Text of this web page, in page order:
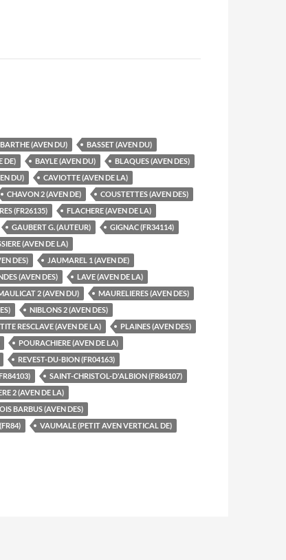
BARTHE (AVEN DU)
BASSET (AVEN DU)
DE) BAYLE (AVEN DU)
BLAQUES (AVEN DES)
DU)
CAVIOTTE (AVEN DE LA)
CHAVON 2 (AVEN DE)
COUSTETTES (AVEN DES)
(FR26135)
FLACHERE (AVEN DE LA)
GAUBERT G. (AUTEUR)
GIGNAC (FR34114)
(AVEN DE LA)
DES)
JAUMAREL 1 (AVEN DE)
(AVEN DES)
LAVE (AVEN DE LA)
2 (AVEN DU)
MAURELIERES (AVEN DES)
NIBLONS 2 (AVEN DES)
RESCLAVE (AVEN DE LA)
PLAINES (AVEN DES)
POURACHIERE (AVEN DE LA)
REVEST-DU-BION (FR04163)
SAINT-CHRISTOL-D'ALBION (FR84107)
2 (AVEN DE LA)
BARBUS (AVEN DES)
VAUMALE (PETIT AVEN VERTICAL DE)